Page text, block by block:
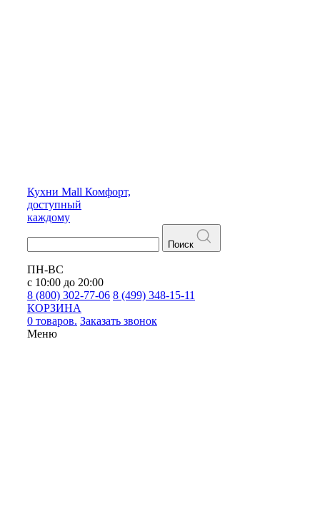
Кухни Mall Комфорт,
доступный
каждому
Поиск
ПН-ВС
с 10:00 до 20:00
8 (800) 302-77-06 8 (499) 348-15-11
КОРЗИНА
0 товаров. Заказать звонок
Меню